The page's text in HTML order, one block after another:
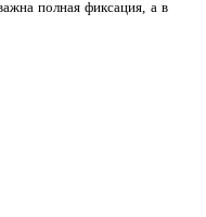
полная фиксация, а в